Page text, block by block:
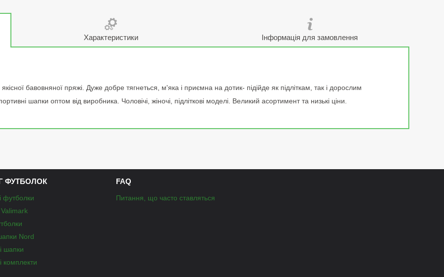
Характеристики Інформація для замовлення
бавовняної пряжі. Дуже добре тягнеться, м'яка і приємна на дотик- підійде як підліткам, так і дорослим
шапки оптом від виробника. Чоловічі, жіночі, підліткові моделі. Великий асортимент та низькі ціни.
ФУТБОЛОК
футболки
Nord
шапки
комплекти
FAQ
Питання, що часто ставляться